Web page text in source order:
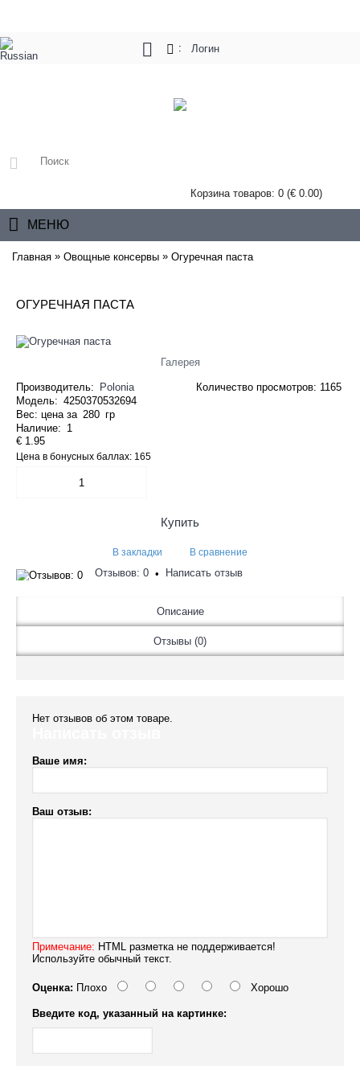
: Логин
Корзина товаров: 0 (€ 0.00)
МЕНЮ
Главная » Овощные консервы » Огуречная паста
ОГУРЕЧНАЯ ПАСТА
Галерея
Количество просмотров: 1165
Производитель:
Polonia
Модель: 4250370532694
Вес: цена за 280 гр
Наличие: 1
€ 1.95
Цена в бонусных баллах: 165
Купить
В закладки В сравнение
Отзывов: 0 • Написать отзыв
Описание
Отзывы (0)
Нет отзывов об этом товаре.
Ваше имя:
Ваш отзыв:
Примечание: HTML разметка не поддерживается!
Используйте обычный текст.
Оценка: Плохо Хорошо
Введите код, указанный на картинке: